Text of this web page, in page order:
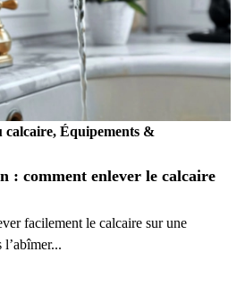
calcaire, Équipements &
: comment enlever le calcaire
facilement le calcaire sur une